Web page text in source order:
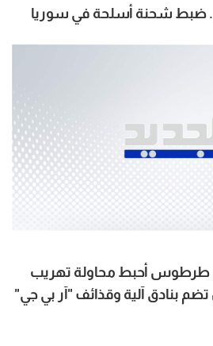
ضبط شحنة أسلحة في سوريا
طرطوس أحبط محاولة تهريب
بنادق آلية وقذائف "آر بي جي"